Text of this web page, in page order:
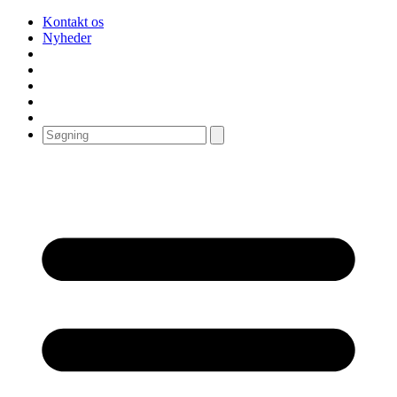
Kontakt os
Nyheder